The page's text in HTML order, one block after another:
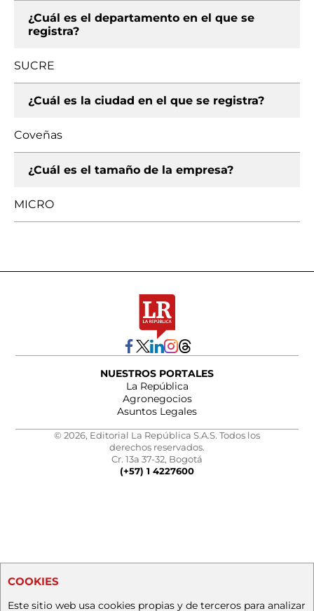
¿Cuál es el departamento en el que se
registra?
SUCRE
¿Cuál es la ciudad en el que se registra?
Coveñas
¿Cuál es el tamaño de la empresa?
MICRO
NUESTROS PORTALES
La República
Agronegocios
Asuntos Legales
© 2026, Editorial La República S.A.S. Todos los
derechos reservados.
Cr. 13a 37-32, Bogotá
(+57) 1 4227600
COOKIES
Este sitio web usa cookies propias y de terceros para analizar